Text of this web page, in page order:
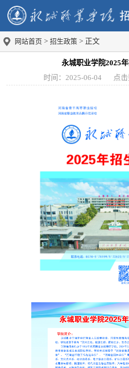
网站首页 > 招生政策 > 正文
永城职业学院2025
时间：2025-06-04
点击